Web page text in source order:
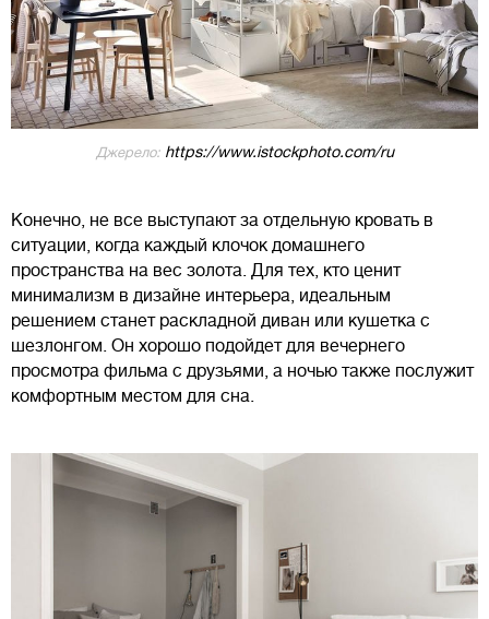
Джерело:https://www.istockphoto.com/ru
Конечно, не все выступают за отдельную кровать в
ситуации, когда каждый клочок домашнего
пространства на вес золота. Для тех, кто ценит
минимализм в дизайне интерьера, идеальным
решением станет раскладной диван или кушетка с
шезлонгом. Он хорошо подойдет для вечернего
просмотра фильма с друзьями, а ночью также послужит
комфортным местом для сна.